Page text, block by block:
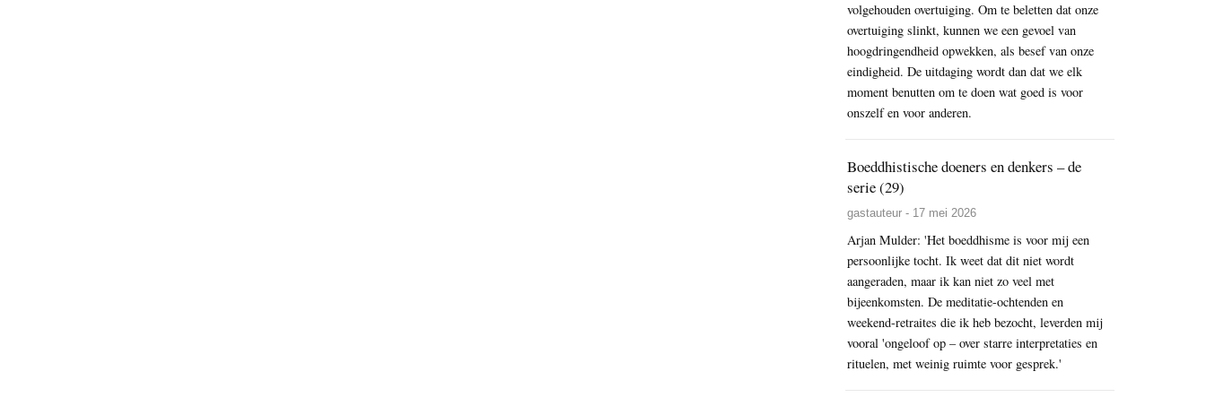
volgehouden overtuiging. Om te beletten dat onze
overtuiging slinkt, kunnen we een gevoel van
hoogdringendheid opwekken, als besef van onze
eindigheid. De uitdaging wordt dan dat we elk
moment benutten om te doen wat goed is voor
onszelf en voor anderen.
Boeddhistische doeners en denkers – de
serie (29)
gastauteur - 17 mei 2026
Arjan Mulder: 'Het boeddhisme is voor mij een
persoonlijke tocht. Ik weet dat dit niet wordt
aangeraden, maar ik kan niet zo veel met
bijeenkomsten. De meditatie-ochtenden en
weekend-retraites die ik heb bezocht, leverden mij
vooral 'ongeloof op – over starre interpretaties en
rituelen, met weinig ruimte voor gesprek.'